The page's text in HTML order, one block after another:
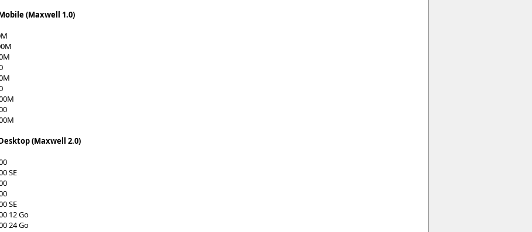
(Maxwell 1.0)
(Maxwell 2.0)
SE
SE
12 Go
24 Go